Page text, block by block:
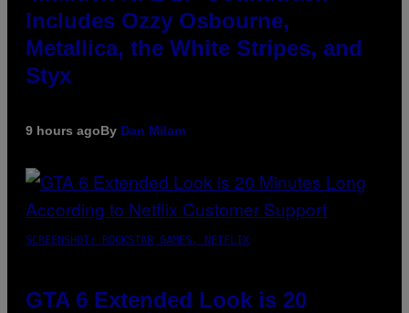
Includes Ozzy Osbourne,
Metallica, the White Stripes, and
Styx
9 hours agoBy Dan Milam
SCREENSHOT: ROCKSTAR GAMES, NETFLIX
GTA 6 Extended Look is 20